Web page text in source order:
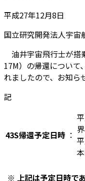
平成27年12月8日
国立研究開発法人宇宙
油井宇宙飛行士が搭
17M）の帰還について
れましたので、お知ら
記
43S帰還予定日時 ：
※ 上記は予定日時で